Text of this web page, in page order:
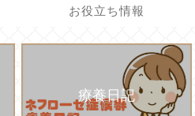
お役立ち情報
療養日記